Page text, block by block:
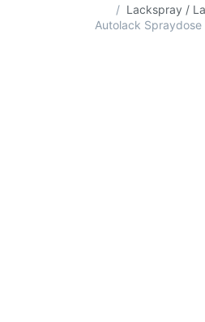
Startseite
Lackspray /
Autolack